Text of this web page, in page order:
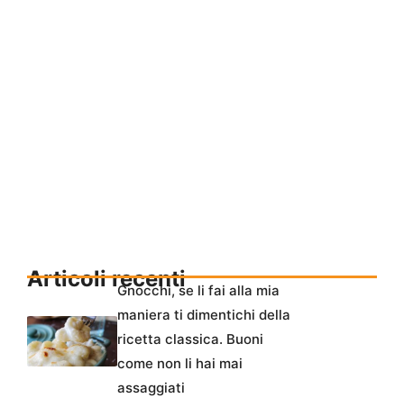
Articoli recentiGnocchi, se li fai alla mia
maniera ti dimentichi della
ricetta classica. Buoni
come non li hai mai
assaggiati